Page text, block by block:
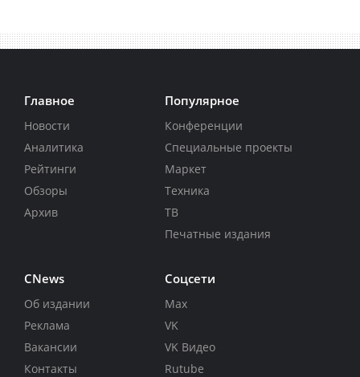
Главное
Новости
Аналитика
Рейтинги
Обзоры
Архив
Популярное
Конференции
Специальные проекты
Маркет
Техника
ТВ
Печатные издания
CNews
Об издании
Реклама
Вакансии
Контакты
Соцсети
Max
VK
VK Видео
Rutube